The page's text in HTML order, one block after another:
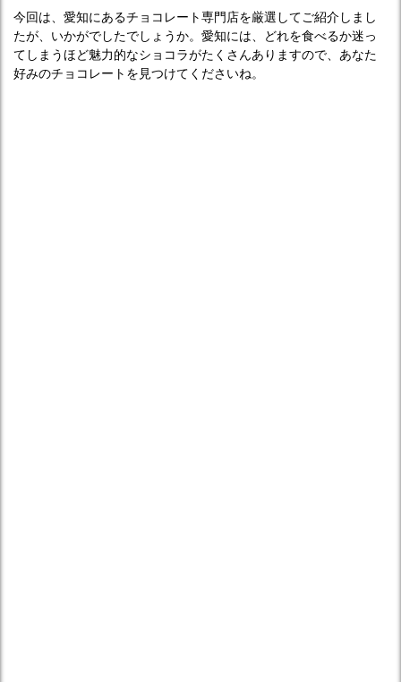
今回は、愛知にあるチョコレート専門店を厳選してご紹介しまし
たが、いかがでしたでしょうか。愛知には、どれを食べるか迷っ
てしまうほど魅力的なショコラがたくさんありますので、あなた
好みのチョコレートを見つけてくださいね。